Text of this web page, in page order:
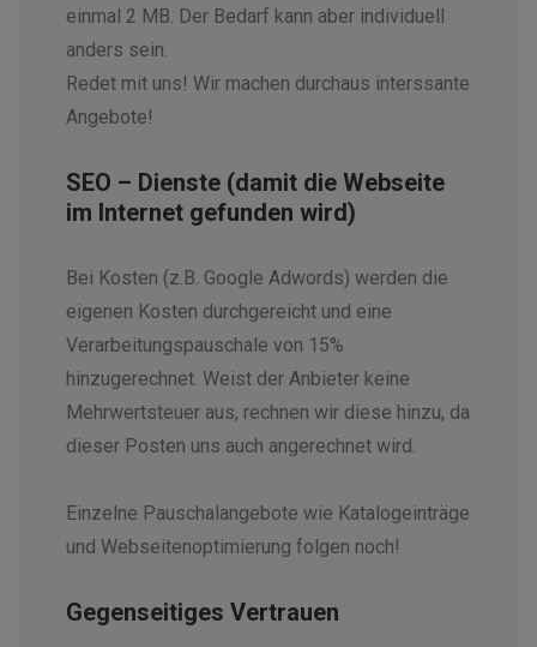
einmal 2 MB. Der Bedarf kann aber individuell
anders sein.
Redet mit uns! Wir machen durchaus interssante
Angebote!
SEO – Dienste (damit die Webseite
im Internet gefunden wird)
Bei Kosten (z.B. Google Adwords) werden die
eigenen Kosten durchgereicht und eine
Verarbeitungspauschale von 15%
hinzugerechnet. Weist der Anbieter keine
Mehrwertsteuer aus, rechnen wir diese hinzu, da
dieser Posten uns auch angerechnet wird.
Einzelne Pauschalangebote wie Katalogeinträge
und Webseitenoptimierung folgen noch!
Gegenseitiges Vertrauen